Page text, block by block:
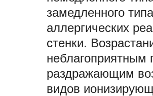
замедленного
аллергических
стенки.
неблагоприятным
раздражающим
видов